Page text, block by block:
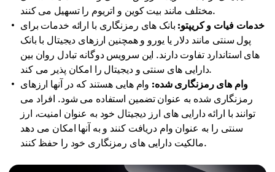
مختلف مانند بیت کوین و اتریوم را تسهیل می کنند.
خدمات فیات و کریپتو: بانک های رمزنگاری با ارائه خدمات برای
پول سنتی مانند دلار یا یورو و همچنین ارزهای دیجیتال با بانک
های استاندارد تفاوت دارند. این سرویس دوگانه تبادل روان بین
دارایی های سنتی و دیجیتال را امکان پذیر می کند.
وام های رمزنگاری شده: وام هایی هستند که در آنها ارزهای
رمزنگاری شده به عنوان تضمین استفاده می شود. افراد می
توانند با ارائه دارایی های ارز دیجیتال خود به عنوان امنیت، ارز
سنتی را به عنوان وام دریافت کنند و به آنها امکان می دهد
مالکیت دارایی های رمزنگاری خود را حفظ کنند.